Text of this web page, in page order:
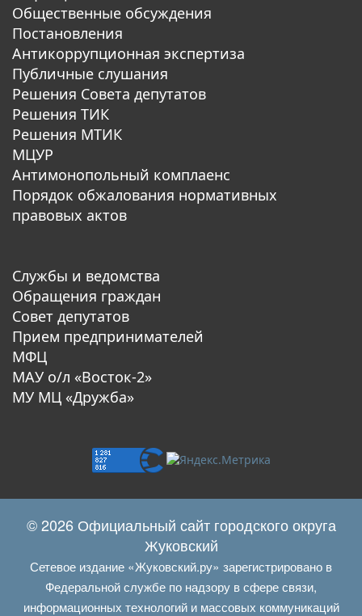
Общественные обсуждения
Постановления
Антикоррупционная экспертиза
Публичные слушания
Решения Совета депутатов
Решения ТИК
Решения МТИК
МЦУР
Антимонопольный комплаенс
Порядок обжалования нормативных
правовых актов
Службы и ведомства
Обращения граждан
Совет депутатов
Прием предпринимателей
МФЦ
МАУ о/л «Восток-2»
МУ МЦ «Дружба»
© 2026 Официальный сайт городского округа
Жуковский
Сетевое издание «Жуковский.ру» зарегистрировано в
Федеральной службе по надзору в сфере связи,
информационных технологий и массовых коммуникаций